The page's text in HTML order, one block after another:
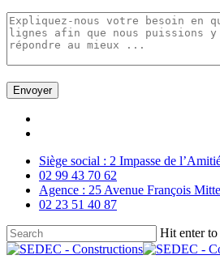
Skip
contentSiège social : 2 Impasse de
02 99 43 70 62
Agence : 25 Avenue François
02 23 51 40 87
Hit enter to
Close